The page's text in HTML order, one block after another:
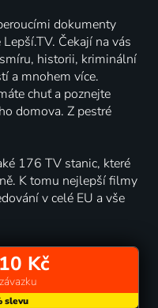
dokumenty
Čekají na vás
historii, kriminální
a mnohem více.
chuť a poznejte
domova. Z pestré
176 TV stanic, které
K tomu nejlepší filmy
v celé EU a vše
Kč